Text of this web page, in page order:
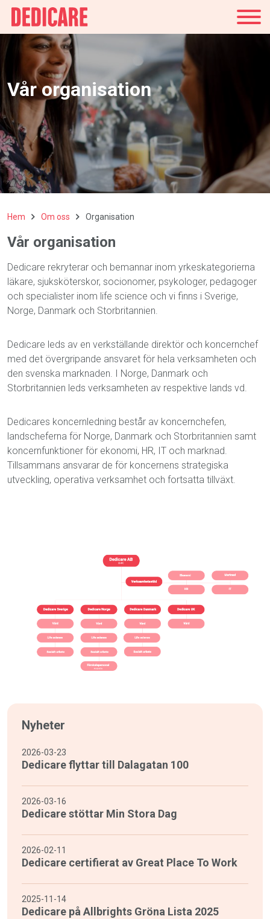
Vår organisation
Hem Om oss Organisation
Vår organisation
Dedicare rekryterar och bemannar inom yrkeskategorierna
läkare, sjuksköterskor, socionomer, psykologer, pedagoger
och specialister inom life science och vi finns i Sverige,
Norge, Danmark och Storbritannien.
Dedicare leds av en verkställande direktör och koncernchef
med det övergripande ansvaret för hela verksamheten och
den svenska marknaden. I Norge, Danmark och
Storbritannien leds verksamheten av respektive lands vd.
Dedicares koncernledning består av koncernchefen,
landscheferna för Norge, Danmark och Storbritannien samt
koncernfunktioner för ekonomi, HR, IT och marknad.
Tillsammans ansvarar de för koncernens strategiska
utveckling, operativa verksamhet och fortsatta tillväxt.
Nyheter
2026-03-23
Dedicare flyttar till Dalagatan 100
2026-03-16
Dedicare stöttar Min Stora Dag
2026-02-11
Dedicare certifierat av Great Place To Work
2025-11-14
Dedicare på Allbrights Gröna Lista 2025